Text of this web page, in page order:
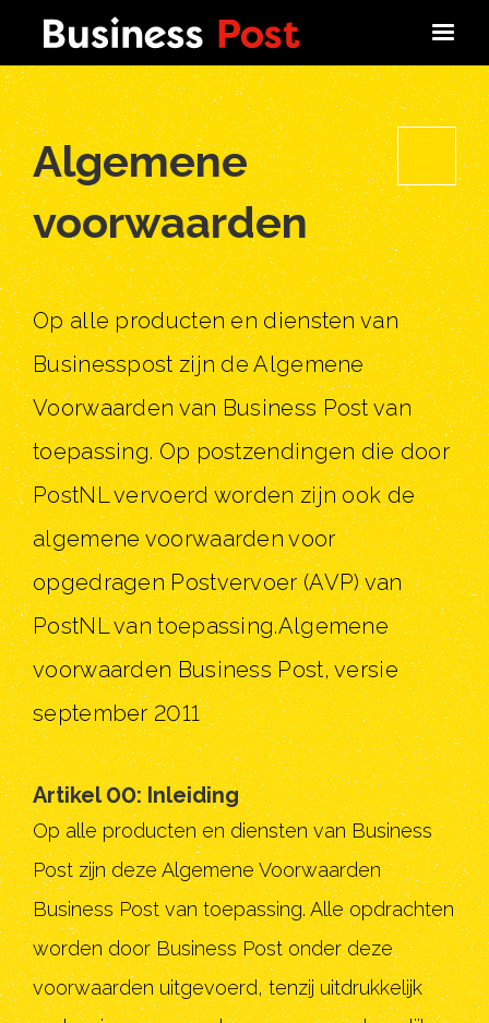
Algemene
voorwaarden
Op alle producten en diensten van
Businesspost zijn de Algemene
Voorwaarden van Business Post van
toepassing. Op postzendingen die door
PostNL vervoerd worden zijn ook de
algemene voorwaarden voor
opgedragen Postvervoer (AVP) van
PostNL van toepassing.Algemene
voorwaarden Business Post, versie
september 2011
Artikel 00: Inleiding
Op alle producten en diensten van Business
Post zijn deze Algemene Voorwaarden
Business Post van toepassing. Alle opdrachten
worden door Business Post onder deze
voorwaarden uitgevoerd, tenzij uitdrukkelijk